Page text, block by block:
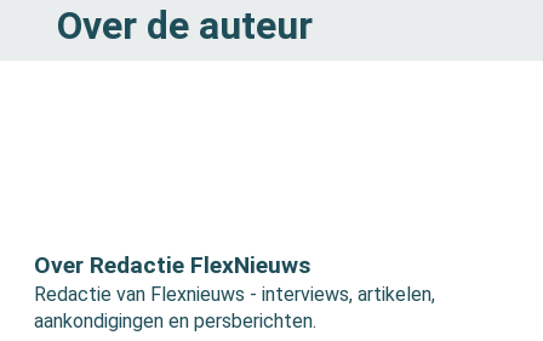
Over de auteur
Over Redactie FlexNieuws
Redactie van Flexnieuws - interviews, artikelen,
aankondigingen en persberichten.